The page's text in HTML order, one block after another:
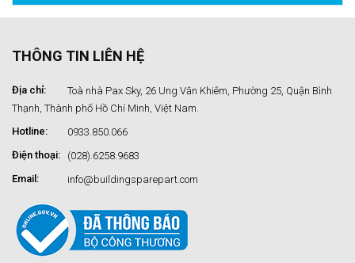
THÔNG TIN LIÊN HỆ
Địa chỉ:
Toà nhà Pax Sky, 26 Ung Văn Khiêm, Phường 25, Quận Bình
Thạnh, Thành phố Hồ Chí Minh, Việt Nam.
Hotline:
0933.850.066
Điện thoại:
(028).6258.9683
Email:
info@buildingsparepart.com